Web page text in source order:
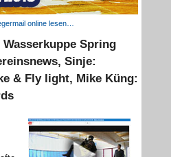
online lesen…
Spring
Sinje:
& Fly light, Mike Küng: